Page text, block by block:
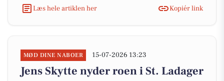
Læs hele artiklen her
Kopiér link
MØD DINE NABOER 15-07-2026 13:23
Jens Skytte nyder roen i St. Ladager